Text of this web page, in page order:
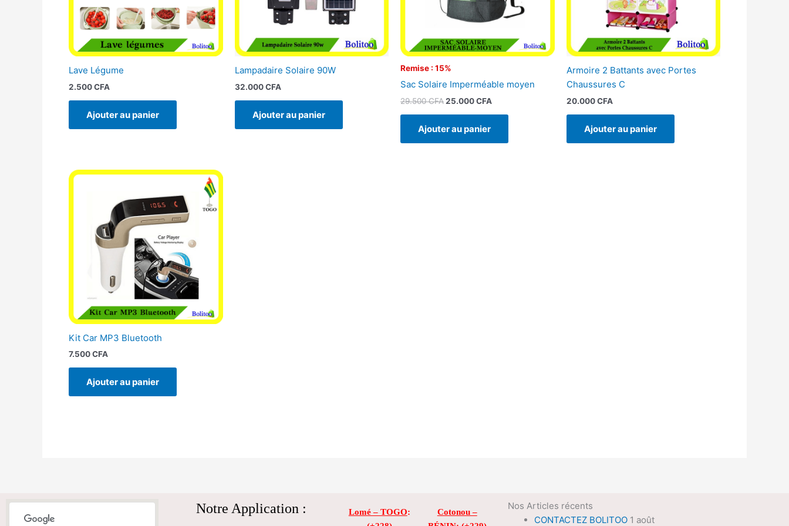
Lave Légume
2.500CFA
Ajouter au panier
Lampadaire Solaire 90W
32.000CFA
Ajouter au panier
Remise : 15%
Sac Solaire Imperméable moyen
29.500CFA25.000CFA
Ajouter au panier
Armoire 2 Battants avec Portes
Chaussures C
20.000CFA
Ajouter au panier
Kit Car MP3 Bluetooth
7.500CFA
Ajouter au panier
Notre Application : Lomé – TOGO:
Cotonou –
Nos Articles récents
CONTACTEZ BOLITOO 1 août